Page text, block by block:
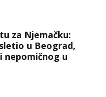
za Njemačku:
u Beograd,
nepomičnog u